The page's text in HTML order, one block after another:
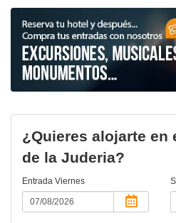
¿Quieres alojarte en
de la Juderia?
Entrada Viernes